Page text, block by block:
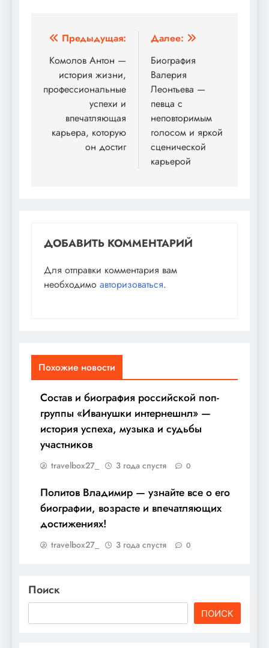
Навигация
по
записям
Предыдущая:
Комолов Антон —
история жизни,
профессиональные
успехи и
впечатляющая
карьера, которую
он достиг
Далее:
Биография
Валерия
Леонтьева —
певца с
неповторимым
голосом и яркой
сценической
карьерой
ДОБАВИТЬ КОММЕНТАРИЙ
Для отправки комментария вам
необходимо авторизоваться.
Похожие новости
Состав и биография российской поп-
группы «Иванушки интернешнл» —
история успеха, музыка и судьбы
участников
travelbox27_ 3 года спустя 0
Политов Владимир — узнайте все о его
биографии, возрасте и впечатляющих
достижениях!
travelbox27_ 3 года спустя 0
Поиск
ПОИСК